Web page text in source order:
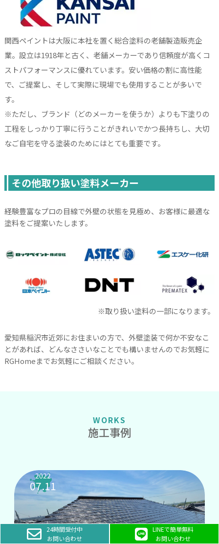
24時間受付中
お問い合わせ
LINEで簡単無料
お問い合わせ
関西ペイントは大阪に本社を置く総合塗料の老舗製造販売企
業。設立は1918年と古く、老舗メーカーであり信頼度が高くコ
ストパフォーマンスに優れています。安い価格の割に高性能
で、ご提案し、そして実際に現場でも使用することが多いで
す。
※ただし、ブランド（どのメーカーを使うか）よりも下塗りの
工程をしっかり丁寧に行うことがきれいでかつ長持ちし、大切
なご自宅を守る塗装のためにはとても重要です。
その他取り扱い塗料メーカー
経験豊富なプロの目線で外壁の状態を見極め、お客様に最適な
塗料をご提案いたします。
※取り扱い塗料の一部になります。
愛知県稲沢市近郊にお住まいの方で、外壁塗装で何か不安なこ
とがあれば、どんなささいなことでも構いませんのでお気軽に
RGHomeまでお気軽にご相談ください。
WORKS
施工事例
2022
07.11